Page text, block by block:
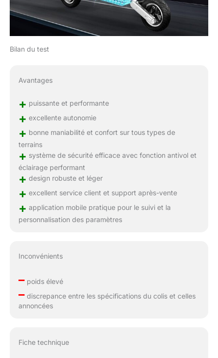
gratuits. Vous pouvez
acheter nos scooter
electriques en toute
Bilan du test
Avantages
+ puissante et performante
+ excellente autonomie
+ bonne maniabilité et confort sur tous types de
terrains
+ système de sécurité efficace avec fonction antivol et
éclairage performant
+ design robuste et léger
+ excellent service client et support après-vente
+ application mobile pratique pour le suivi et la
personnalisation des paramètres
Inconvénients
–poids élevé
–discrepance entre les spécifications du colis et celles
annoncées
Fiche technique